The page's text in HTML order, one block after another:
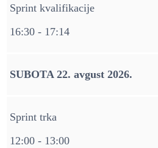
Sprint kvalifikacije
16:30 - 17:14
SUBOTA 22. avgust 2026.
Sprint trka
12:00 - 13:00